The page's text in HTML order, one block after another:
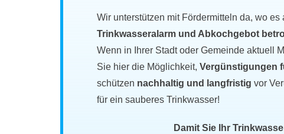
Wir unterstützen mit Fördermitteln da, wo es
Trinkwasseralarm und Abkochgebot
Wenn in Ihrer Stadt oder Gemeinde aktuell
Sie hier die Möglichkeit, Vergünstigungen
schützen nachhaltig und langfristig vor
für ein sauberes Trinkwasser!
Damit Sie Ihr